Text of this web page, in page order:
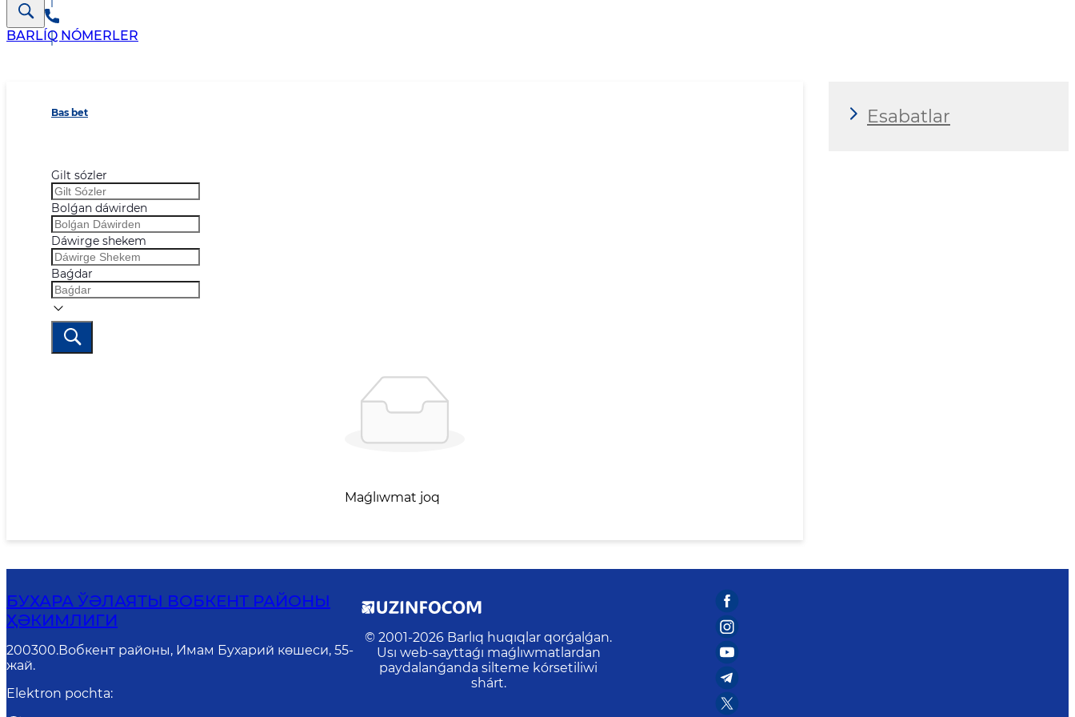
BARLÍQ NÓMERLER
Bas bet
Gilt sózler
Bolǵan dáwirden
Dáwirge shekem
Baǵdar
Maǵlıwmat joq
Esabatlar
БУХАРА ЎӘЛАЯТЫ ВОБКЕНТ РАЙОНЫ
ҲӘКИМЛИГИ
200300.Вобкент районы, Имам Бухарий көшеси, 55-
жай.
Elektron pochta:
© 2001-2026 Barlıq huqıqlar qorǵalǵan.
Usı web-sayttaǵı maǵlıwmatlardan
paydalanǵanda silteme kórsetiliwi
shárt.